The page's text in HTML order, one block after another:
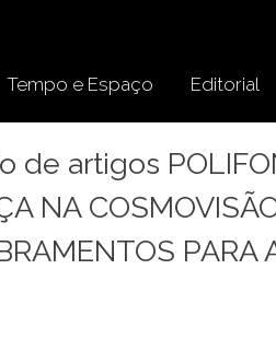
Tempo e Espaço Editorial
de artigos
NA
PARA